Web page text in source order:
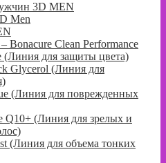
3D MEN
Men
Bonacure Clean Performance
(Линия для защиты цвета)
Glycerol (Линия для
(Линия для поврежденных
Q10+ (Линия для зрелых и
(Линия для объема тонких